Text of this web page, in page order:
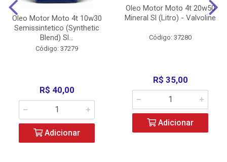
Oleo Motor Moto 4t 10w30
Semissintetico (Synthetic
Blend) Sl...
Código: 37279
R$ 40,00
Adicionar
Oleo Motor Moto 4t 20w50
Mineral Sl (Litro) - Valvoline
Código: 37280
R$ 35,00
Adicionar